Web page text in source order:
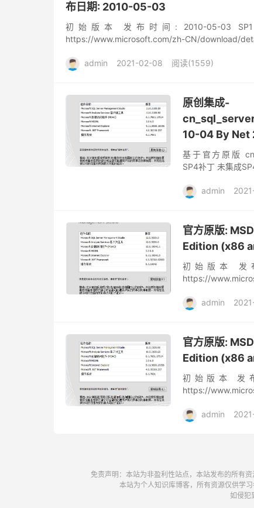
布日期: 2010-05-03
初始版本 发布时间: 2010-05-03
https://www.microsoft.com/zh-CN/download/
admin 2021-02-08 阅读(1559)
原创集成-
10-04 By Net
基于官方原版
SP4补丁 未集成
admin
官方原版:
Edition (x86
初始版本 发
https://
admin
官方原版:
Edition (x86
初始版本 发
https://
admin
免责声明：本站为非盈利性站点，本站发布的所有
本站为个人知识库博客，所有资源仅供学
如侵犯